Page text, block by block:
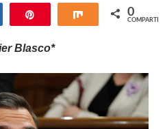
Compartir Compartir
0
COMPARTIR
Blasco*